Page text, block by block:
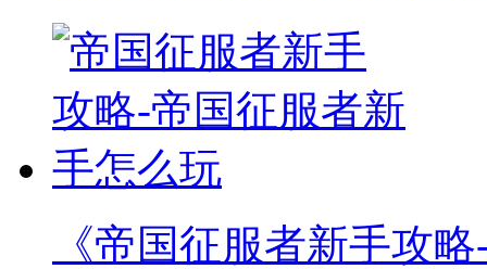
《帝国征服者新手攻